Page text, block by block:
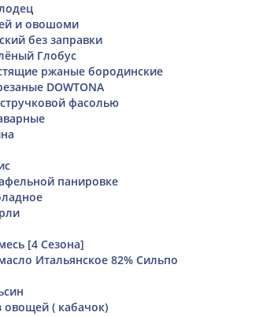
и овошоми
без заправки
Глобус
ржаные бородинские
DOWTONA
фасолью
панировке
[4 Сезона]
Итальянское 82% Сильпо
овощей ( кабачок)